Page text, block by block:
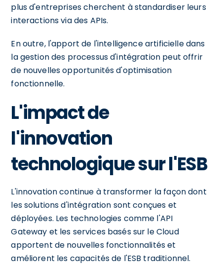
plus d'entreprises cherchent à standardiser leurs
interactions via des APIs.
En outre, l'apport de l'intelligence artificielle dans
la gestion des processus d'intégration peut offrir
de nouvelles opportunités d'optimisation
fonctionnelle.
L'impact de
l'innovation
technologique sur l'ESB
L'innovation continue à transformer la façon dont
les solutions d'intégration sont conçues et
déployées. Les technologies comme l'API
Gateway et les services basés sur le Cloud
apportent de nouvelles fonctionnalités et
améliorent les capacités de l'ESB traditionnel.